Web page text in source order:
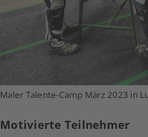
Maler Talente-Camp März 2023 in
Motivierte Teilnehmer